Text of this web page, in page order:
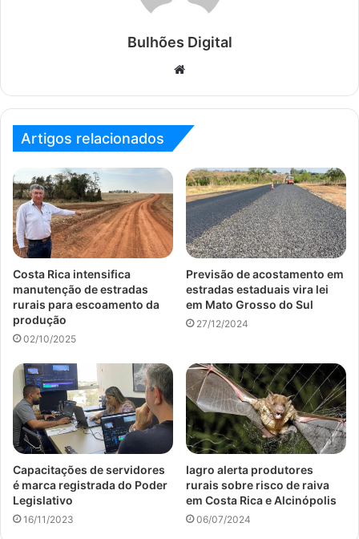
Bulhões Digital
Website
Artigos relacionados
Costa Rica intensifica
manutenção de estradas
rurais para escoamento da
produção
02/10/2025
Previsão de acostamento em
estradas estaduais vira lei
em Mato Grosso do Sul
27/12/2024
Capacitações de servidores
é marca registrada do Poder
Legislativo
16/11/2023
Iagro alerta produtores
rurais sobre risco de raiva
em Costa Rica e Alcinópolis
06/07/2024